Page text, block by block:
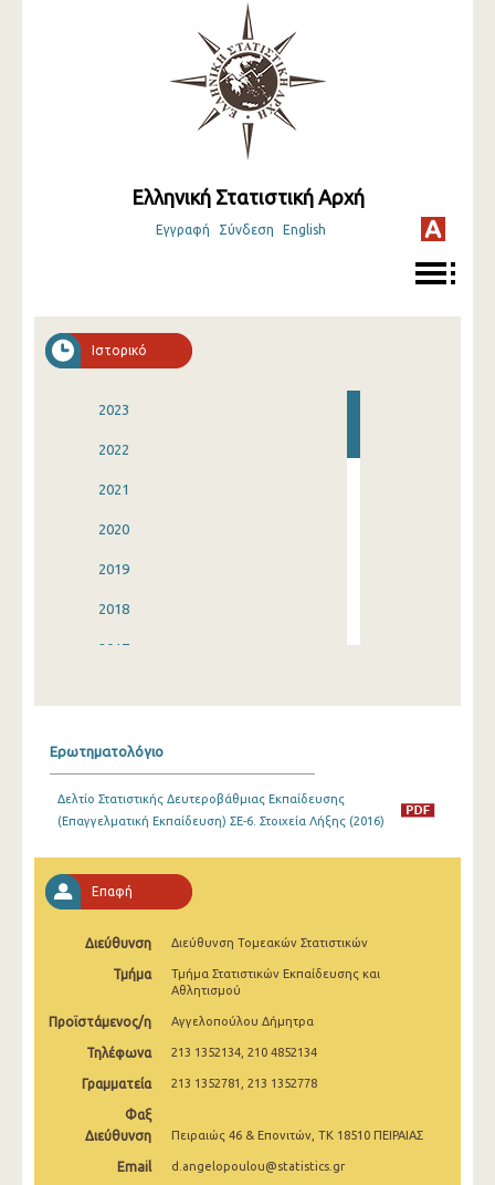
Ελληνική Στατιστική Αρχή
Εγγραφή Σύνδεση English
Ιστορικό
2023
2022
2021
2020
2019
2018
2017
2013
2011
2009
2007
2006
2005
2004
Ερωτηματολόγιο
Δελτίο Στατιστικής Δευτεροβάθμιας Εκπαίδευσης
(Επαγγελματική Εκπαίδευση) ΣΕ-6. Στοιχεία Λήξης (2016)
Επαφή
Διεύθυνση Διεύθυνση Τομεακών Στατιστικών
Τμήμα
Τμήμα Στατιστικών Εκπαίδευσης και
Αθλητισμού
Προϊστάμενος/η Αγγελοπούλου Δήμητρα
Τηλέφωνα 213 1352134, 210 4852134
Γραμματεία 213 1352781, 213 1352778
Φαξ
Διεύθυνση
Πειραιώς 46 & Επονιτών, ΤΚ 18510 ΠΕΙΡΑΙΑΣ
Email d.angelopoulou@statistics.gr